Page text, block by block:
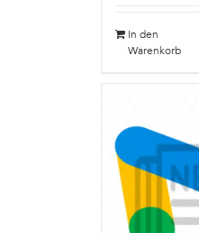
In den
Warenkorb